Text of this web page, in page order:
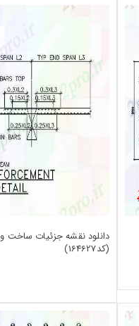
دانلود نقشه جزئیات ساخت
(کد164627)